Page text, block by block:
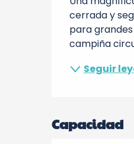
cerrada y
para
campiña
Seguir
Capacidad